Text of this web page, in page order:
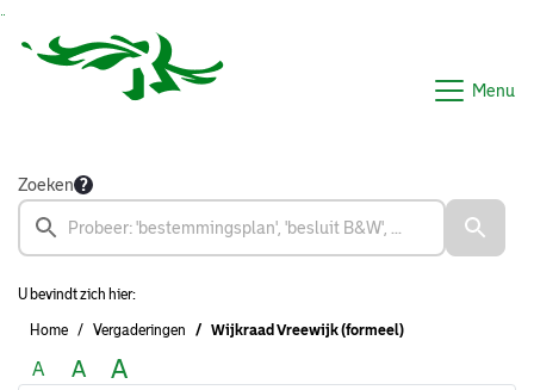
Menu
Zoeken
U bevindt zich hier:
Home Vergaderingen Wijkraad Vreewijk (formeel)
A A A